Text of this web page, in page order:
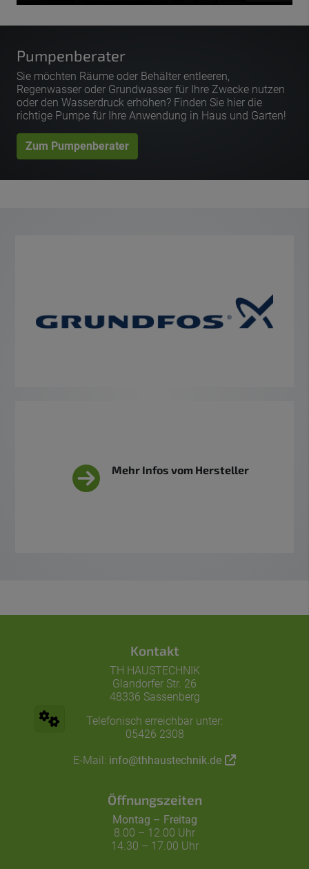
Pumpenberater
Sie möchten Räume oder Behälter entleeren,
Regenwasser oder Grundwasser für Ihre Zwecke nutzen
oder den Wasserdruck erhöhen? Finden Sie hier die
richtige Pumpe für Ihre Anwendung in Haus und Garten!
Zum Pumpenberater
Mehr Infos vom Hersteller
Footer - Kontaktdaten und Öffnungszeiten
Kontakt
TH HAUSTECHNIK
Glandorfer Str. 26
48336 Sassenberg
Telefonisch erreichbar unter:
05426 2308
E-Mail: info@thhaustechnik.de
Öffnungszeiten
Montag – Freitag
8.00 – 12.00 Uhr
14.30 – 17.00 Uhr